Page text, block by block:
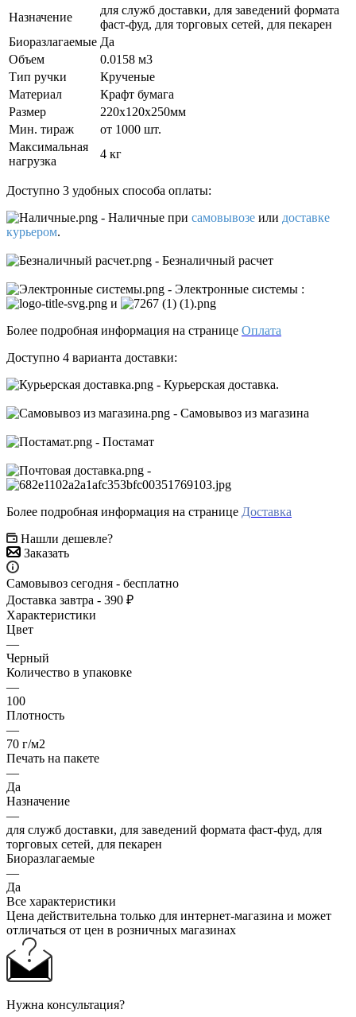
Назначение
для служб доставки, для заведений формата
фаст-фуд, для торговых сетей, для пекарен
Биоразлагаемые Да
Объем
0.0158 м3
Тип ручки
Крученые
Материал
Крафт бумага
Размер
220x120x250мм
Мин. тираж
от 1000 шт.
Максимальная
нагрузка
4 кг
Доступно 3 удобных способа оплаты:
- Наличные при самовывозе или доставке
курьером.
- Безналичный расчет
- Электронные системы :
и
Более подробная информация на странице Оплата
Доступно 4 варианта доставки:
- Курьерская доставка.
- Самовывоз из магазина
- Постамат
-
Более подробная информация на странице Доставка
Нашли дешевле?
Заказать
Самовывоз сегодня - бесплатно
Доставка завтра - 390 ₽
Характеристики
Цвет
—
Черный
Количество в упаковке
—
100
Плотность
—
70 г/м2
Печать на пакете
—
Да
Назначение
—
для служб доставки, для заведений формата фаст-фуд, для
торговых сетей, для пекарен
Биоразлагаемые
—
Да
Все характеристики
Цена действительна только для интернет-магазина и может
отличаться от цен в розничных магазинах
Нужна консультация?